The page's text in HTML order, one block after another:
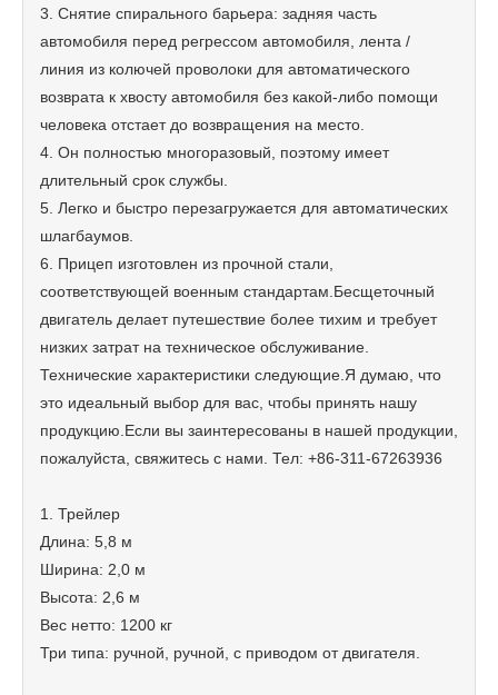
3. Снятие спирального барьера: задняя часть
автомобиля перед регрессом автомобиля, лента /
линия из колючей проволоки для автоматического
возврата к хвосту автомобиля без какой-либо помощи
человека отстает до возвращения на место.
4. Он полностью многоразовый, поэтому имеет
длительный срок службы.
5. Легко и быстро перезагружается для автоматических
шлагбаумов.
6. Прицеп изготовлен из прочной стали,
соответствующей военным стандартам.Бесщеточный
двигатель делает путешествие более тихим и требует
низких затрат на техническое обслуживание.
Технические характеристики следующие.Я думаю, что
это идеальный выбор для вас, чтобы принять нашу
продукцию.Если вы заинтересованы в нашей продукции,
пожалуйста, свяжитесь с нами. Тел: +86-311-67263936
1. Трейлер
Длина: 5,8 м
Ширина: 2,0 м
Высота: 2,6 м
Вес нетто: 1200 кг
Три типа: ручной, ручной, с приводом от двигателя.